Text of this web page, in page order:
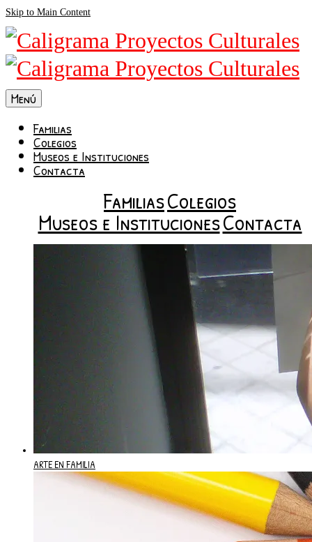
Skip to Main Content
Menú
Familias
Colegios
Museos e Instituciones
Contacta
FamiliasColegios
Museos e InstitucionesContacta
ARTE EN FAMILIA